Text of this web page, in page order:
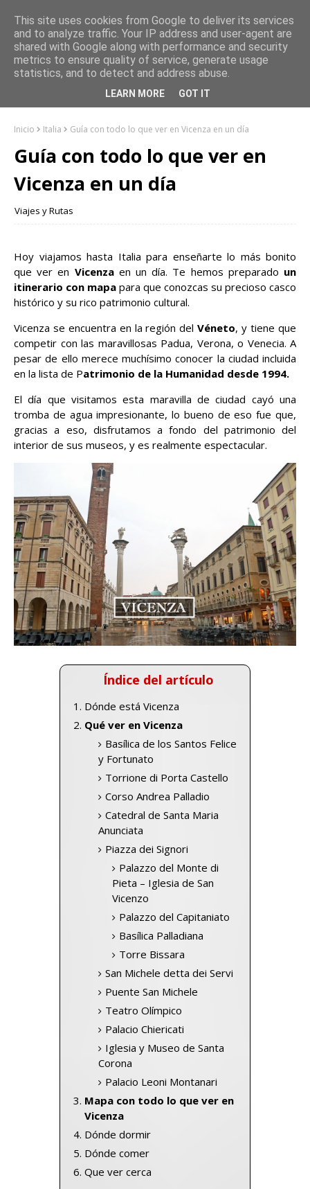
Inicio Italia Guía con todo lo que ver en Vicenza en un día
Guía con todo lo que ver en
Vicenza en un día
Viajes y Rutas
Hoy viajamos hasta Italia para enseñarte lo más bonito
que ver en Vicenzaen un día. Te hemos preparado un
itinerario con mapa para que conozcas su precioso casco
histórico y su rico patrimonio cultural.
Vicenza se encuentra en la región delVéneto, y tiene que
competir con las maravillosas Padua, Verona, o Venecia. A
pesar de ello merece muchísimo conocer la ciudad incluida
en la lista de Patrimonio de la Humanidad desde 1994.
El día que visitamos esta maravilla de ciudad cayó una
tromba de agua impresionante, lo bueno de eso fue que,
gracias a eso, disfrutamos a fondo del patrimonio del
interior de sus museos, y es realmente espectacular.
Índice del artículo
Dónde está Vicenza
Qué ver en Vicenza
Basílica de los Santos Felice
y Fortunato
Torrione di Porta Castello
Corso Andrea Palladio
Catedral de Santa Maria
Anunciata
Piazza dei Signori
Palazzo del Monte di
Pieta – Iglesia de San
Vicenzo
Palazzo del Capitaniato
Basílica Palladiana
Torre Bissara
San Michele detta dei Servi
Puente San Michele
Teatro Olímpico
Palacio Chiericati
Iglesia y Museo de Santa
Corona
Palacio Leoni Montanari
Mapa con todo lo que ver en
Vicenza
Dónde dormir
Dónde comer
Que ver cerca
This site uses cookies from Google to deliver its services
and to analyze traffic. Your IP address and user-agent are
shared with Google along with performance and security
metrics to ensure quality of service, generate usage
statistics, and to detect and address abuse.
LEARN MORE GOT IT